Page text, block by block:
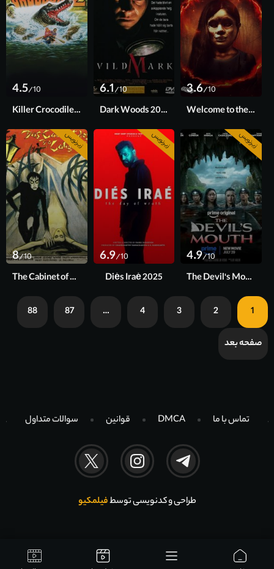
3.6/10
Welcome to the Circle 2020
6.1/10
Dark Woods 2003
4.5/10
Killer Crocodile 2 2019
زیرنویس
4.9/10
The Devil's Mouth 2026
زیرنویس
6.9/10
Diés Iraé 2025
زیرنویس
8/10
The Cabinet of Dr. Caligari 1920
1
2
3
4
…
87
88
صفحه بعد
تماس با ما DMCA قوانین سوالات متداول
طراحی و کدنویسی توسطفیلمکیو